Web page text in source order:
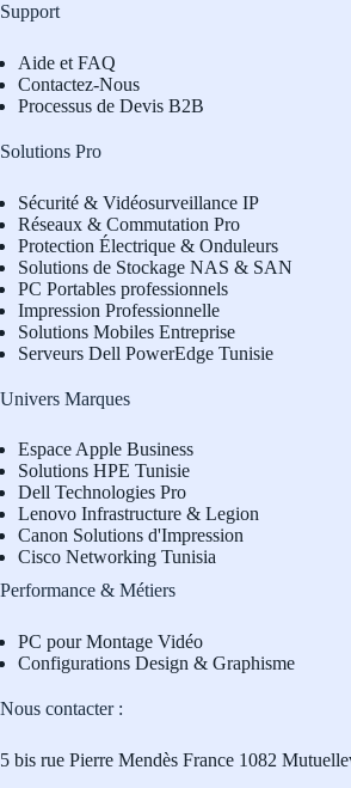
Support
Aide et FAQ
Contactez-Nous
Processus de Devis B2B
Solutions Pro
Sécurité & Vidéosurveillance IP
Réseaux & Commutation Pro
Protection Électrique & Onduleurs
Solutions de Stockage NAS & SAN
PC Portables professionnels
Impression Professionnelle
Solutions Mobiles Entreprise
Serveurs Dell PowerEdge Tunisie
Univers Marques
Espace Apple Business
Solutions HPE Tunisie
Dell Technologies Pro
Lenovo Infrastructure & Legion
Canon Solutions d'Impression
Cisco Networking Tunisia
Performance & Métiers
PC pour Montage Vidéo
Configurations Design & Graphisme
Nous contacter :
5 bis rue Pierre Mendès France 1082